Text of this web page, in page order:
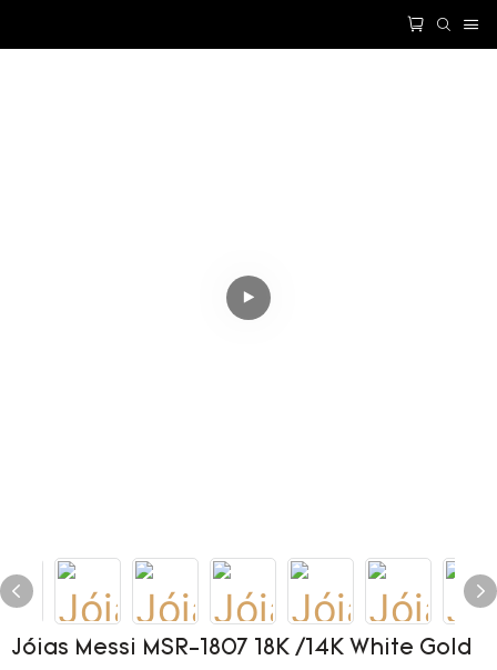
Jóias Messi MSR-1807 18K /14K White Gold